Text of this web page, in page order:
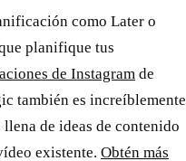
como Later o
planifique tus
de Instagram de
también es increíblemente
de ideas de contenido
existente. Obtén más